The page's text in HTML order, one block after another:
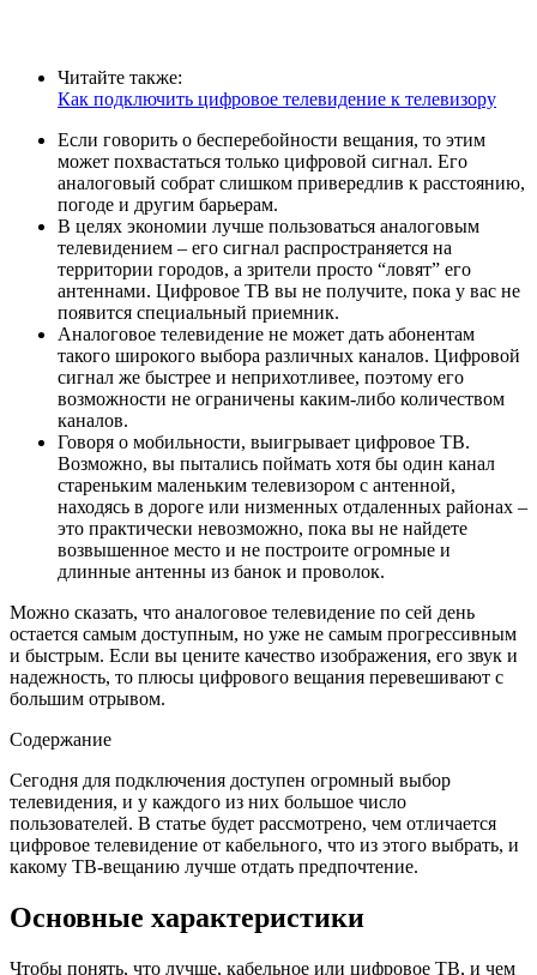
Читайте также:
Как подключить цифровое телевидение к телевизору
Если говорить о бесперебойности вещания, то этим
может похвастаться только цифровой сигнал. Его
аналоговый собрат слишком привередлив к расстоянию,
погоде и другим барьерам.
В целях экономии лучше пользоваться аналоговым
телевидением – его сигнал распространяется на
территории городов, а зрители просто “ловят” его
антеннами. Цифровое ТВ вы не получите, пока у вас не
появится специальный приемник.
Аналоговое телевидение не может дать абонентам
такого широкого выбора различных каналов. Цифровой
сигнал же быстрее и неприхотливее, поэтому его
возможности не ограничены каким-либо количеством
каналов.
Говоря о мобильности, выигрывает цифровое ТВ.
Возможно, вы пытались поймать хотя бы один канал
стареньким маленьким телевизором с антенной,
находясь в дороге или низменных отдаленных районах –
это практически невозможно, пока вы не найдете
возвышенное место и не построите огромные и
длинные антенны из банок и проволок.
Можно сказать, что аналоговое телевидение по сей день
остается самым доступным, но уже не самым прогрессивным
и быстрым. Если вы цените качество изображения, его звук и
надежность, то плюсы цифрового вещания перевешивают с
большим отрывом.
Содержание
Сегодня для подключения доступен огромный выбор
телевидения, и у каждого из них большое число
пользователей. В статье будет рассмотрено, чем отличается
цифровое телевидение от кабельного, что из этого выбрать, и
какому ТВ-вещанию лучше отдать предпочтение.
Основные характеристики
Чтобы понять, что лучше, кабельное или цифровое ТВ, и чем